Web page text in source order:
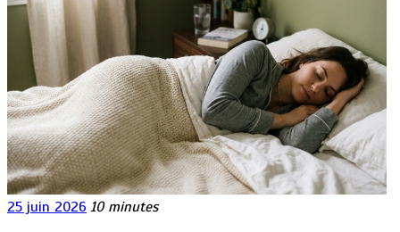
25 juin 2026 10 minutes